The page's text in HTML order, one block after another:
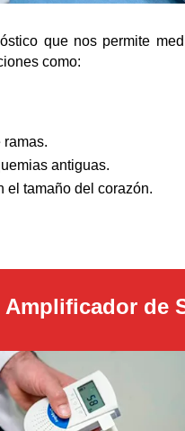
que nos permite
como:
ramas.
antiguas.
en el
Amplificador de